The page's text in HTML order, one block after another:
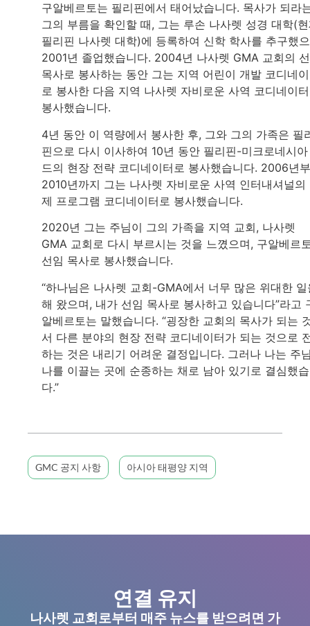
구알베르토는 필리핀에서 태어났습니다. 목사가 되라
그의 부름을 확인할 때, 그는 루손 나사렛 성경 대학(
필리핀 나사렛 대학)에 등록하여 신학 학사를 추구했
2001년 졸업했습니다. 2004년 나사렛 GMA 교회의
목사로 봉사하는 동안 그는 지역 어린이 개발 코디네
로 봉사한 다음 지역 나사렛 자비로운 사역 코디네이
봉사했습니다.
4년 동안 이 역량에서 봉사한 후, 그와 그의 가족은 필
핀으로 다시 이사하여 10년 동안 필리핀-미크로네시
드의 현장 전략 코디네이터로 봉사했습니다. 2006년
2010년까지 그는 나사렛 자비로운 사역 인터내셔널의
제 프로그램 코디네이터로 봉사했습니다.
2020년 그는 주님이 그의 가족을 지역 교회, 나사렛
GMA 교회로 다시 부르시는 것을 느꼈으며, 구알베르
선임 목사로 봉사했습니다.
“하나님은 나사렛 교회-GMA에서 너무 많은 위대한 일
해 왔으며, 내가 선임 목사로 봉사하고 있습니다”라고
알베르토는 말했습니다. “굉장한 교회의 목사가 되는
서 다른 분야의 현장 전략 코디네이터가 되는 것으로
하는 것은 내리기 어려운 결정입니다. 그러나 나는 주
나를 이끌는 곳에 순종하는 채로 남아 있기로 결심했
다.”
GMC 공지 사항 아시아 태평양 지역
연결 유지
나사렛 교회로부터 매주 뉴스를 받으려면 가